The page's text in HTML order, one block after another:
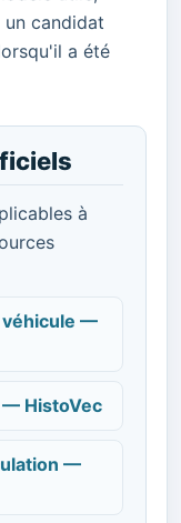
candidat
a été
à
véhicule —
HistoVec
—